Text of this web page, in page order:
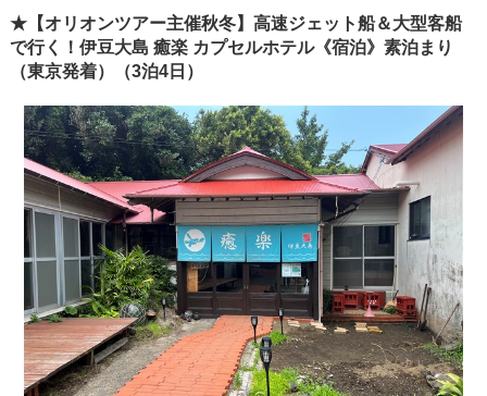
★【オリオンツアー主催秋冬】高速ジェット船＆大型客船
で行く！伊豆大島 癒楽 カプセルホテル《宿泊》素泊まり
（東京発着）（3泊4日）